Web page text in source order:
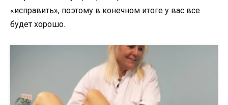
«исправить», поэтому в конечном итоге у вас все
будет хорошо.